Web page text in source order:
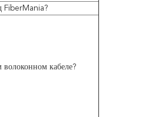
FiberMania?
кабеле?